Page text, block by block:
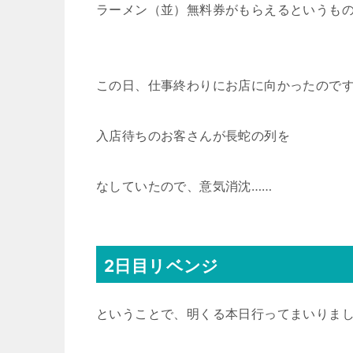
ラーメン（並）無料券がもらえるというもの
この日、仕事終わりにお店に向かったのです
入店待ちのお客さんが長蛇の列を
なしていたので、意気消沈……
2日目リベンジ
ということで、明くる本日行ってまいりまし